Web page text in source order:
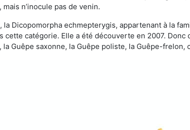
n’inocule pas de venin.
Dicopomorpha echmepterygis, appartenant à la
catégorie. Elle a été découverte en 2007.
Guêpe saxonne, la Guêpe poliste, la Guêpe-frelon,